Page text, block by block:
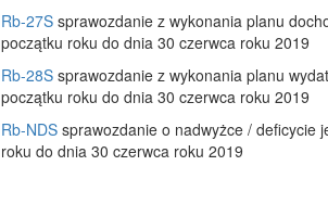
Rb-27S sprawozdanie z wykonania planu
początku roku do dnia 30 czerwca roku 2019
Rb-28S sprawozdanie z wykonania planu
początku roku do dnia 30 czerwca roku 2019
Rb-NDS sprawozdanie o nadwyżce / deficycie
roku do dnia 30 czerwca roku 2019